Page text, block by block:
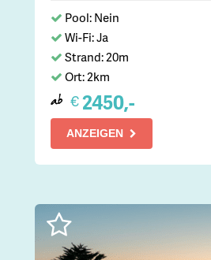
Pool: Nein
Wi-Fi: Ja
Strand: 20m
Ort: 2km
ab €2450,-
ANZEIGEN